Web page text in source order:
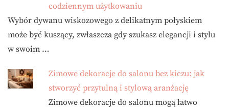
codziennym użytkowaniu
Wybór dywanu wiskozowego z delikatnym połyskiem
może być kuszący, zwłaszcza gdy szukasz elegancji i stylu
w swoim …
Zimowe dekoracje do salonu bez kiczu: jak
stworzyć przytulną i stylową aranżację
Zimowe dekoracje do salonu mogą łatwo